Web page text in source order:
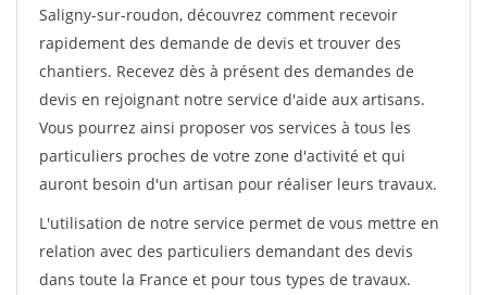
Saligny-sur-roudon, découvrez comment recevoir
rapidement des demande de devis et trouver des
chantiers. Recevez dès à présent des demandes de
devis en rejoignant notre service d'aide aux artisans.
Vous pourrez ainsi proposer vos services à tous les
particuliers proches de votre zone d'activité et qui
auront besoin d'un artisan pour réaliser leurs travaux.
L'utilisation de notre service permet de vous mettre en
relation avec des particuliers demandant des devis
dans toute la France et pour tous types de travaux.